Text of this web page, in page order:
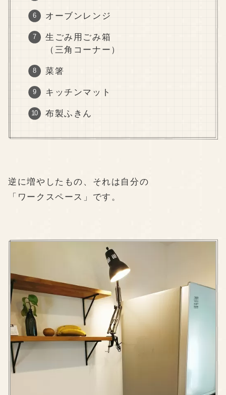
オーブンレンジ
生ごみ用ごみ箱
（三角コーナー）
菜箸
キッチンマット
布製ふきん
逆に増やしたもの、それは自分の
「ワークスペース」です。